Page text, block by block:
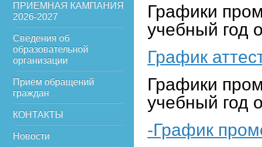
ПРИЕМНАЯ КАМПАНИЯ
2026-2027
Сведения об
образовательной
организации
Приём обращений
граждан
КОНТАКТЫ
Новости
Графики
учебный год
График
Графики
учебный год
-График